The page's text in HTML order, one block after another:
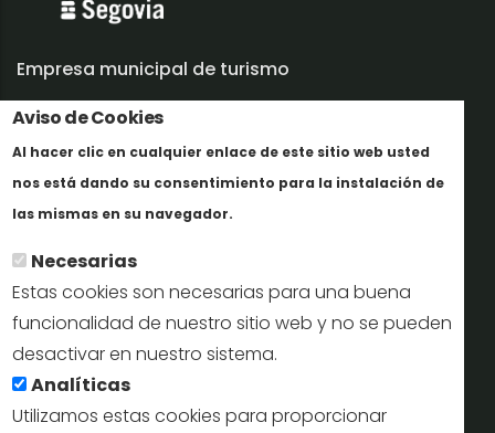
Aviso de Cookies
Al hacer clic en cualquier enlace de este sitio web usted
nos está dando su consentimiento para la instalación de
las mismas en su navegador.
Necesarias
Estas cookies son necesarias para una buena
funcionalidad de nuestro sitio web y no se pueden
desactivar en nuestro sistema.
Analíticas
Utilizamos estas cookies para proporcionar
Empresa municipal de turismo
Trabaja con nosotros
Informes y documentación
Perfil del contratante
Oficinas de Turismo
reservas@turismodesegovia.com
info@turismodesegovia.com